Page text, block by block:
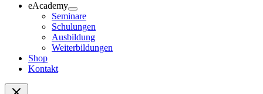
eAcademy
Seminare
Schulungen
Ausbildung
Weiterbildungen
Shop
Kontakt